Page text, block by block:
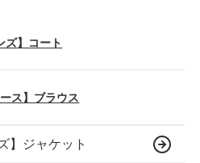
ズ】コート
ース】ブラウス
】ジャケット